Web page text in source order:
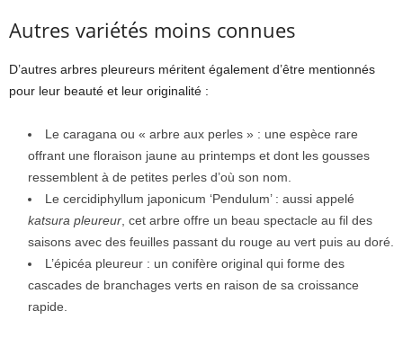
Autres variétés moins connues
D’autres arbres pleureurs méritent également d’être mentionnés
pour leur beauté et leur originalité :
Le caragana ou « arbre aux perles » : une espèce rare
offrant une floraison jaune au printemps et dont les gousses
ressemblent à de petites perles d’où son nom.
Le cercidiphyllum japonicum ‘Pendulum’ : aussi appelé
katsura pleureur , cet arbre offre un beau spectacle au fil des
saisons avec des feuilles passant du rouge au vert puis au doré.
L’épicéa pleureur : un conifère original qui forme des
cascades de branchages verts en raison de sa croissance
rapide.